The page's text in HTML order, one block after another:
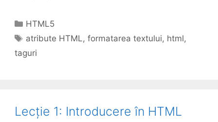
Categories
HTML5
Tags
atribute HTML,formatarea textului, html,
taguri
Lecție 1: Introducere în HTML